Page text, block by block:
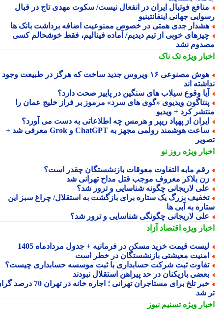
فوتبال ایران در انفعال نیست/ سکوت مهدی تاج در قبال
جهانی اینفانتینیو
جدی همتی در خصوص ممنوعیت اضافه برداشت بانک ها
خوبی از تیم دیدیم/ آماده فینالیم، فقط خوشحالم کسی
نشد
ویژهتک ناک
هوش مصنوعی ۱۶ ویروس جدید ساخت که هرگز در طبیعت وجود
اند
وقوع سیلاب های سنگین در پاییز صحت دارد؟
ویدیوی «گوی های سرد» مرموز بر فراز خلیج عمان را
کرد + ویدیو
از پهپاد ریپر و هرمس چه اطلاعاتی به دست می آورد؟
ساعت هوشمند رولمی مجهز به ChatGPT و Grok معرفی شد +
ویژهروز نو
مابه التفاوت معوقات بازنشستگان چقدر است؟
بلاکر معروف موجب قتل مداح تهرانی شد
لاریجانی چگونه شناسایی و ترور شد؟
بزرگ یک ستاره برای بازگشت به استقلال/ چراغ سبز این
به آبی ها
لاریجانی چگونگی شناسایی و ترور شد؟
ویژهاقتصاد آزاد
قیمت خرید مسکن در فرمانیه + جدول مردادماه 1405
معیشتی بازنشستگان در خطر است
ثبت شرکت حسابداری با ثبت موسسه حسابداری چیست؟
بازیکنان در حد پیراهن استقلال نبودند
خبر تلخ برای مستاجران تهرانی ؛ اجاره خانه در تهران 70 درصد گران
شد
ویژهتسنیم نیوز